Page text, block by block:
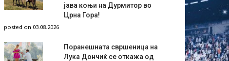
јава коњи на Дурмитор во
Црна Гора!
posted on 03.08.2026
Поранешната свршеница на
Лука Дончиќ се откажа од